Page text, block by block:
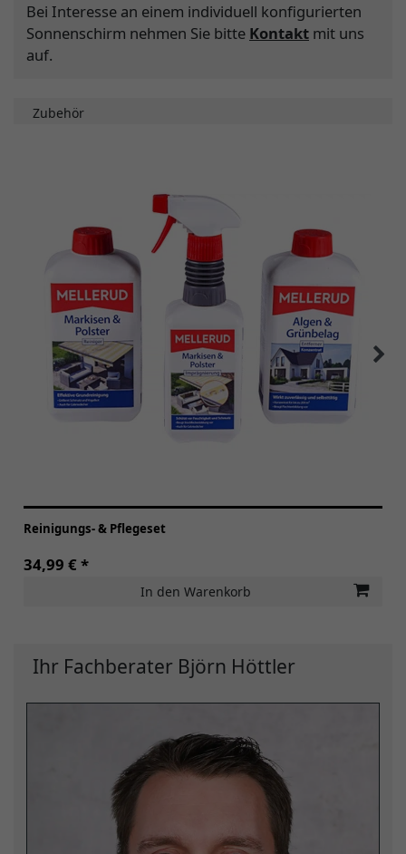
Bei Interesse an einem individuell konfigurierten
Sonnenschirm nehmen Sie bitte Kontakt mit uns
auf.
Zubehör
Reinigungs- & Pflegeset
34,99 € *
In den Warenkorb
Ihr Fachberater Björn Höttler